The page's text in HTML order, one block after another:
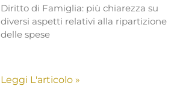
Diritto di Famiglia: più chiarezza su
diversi aspetti relativi alla ripartizione
delle spese
Leggi L'articolo »